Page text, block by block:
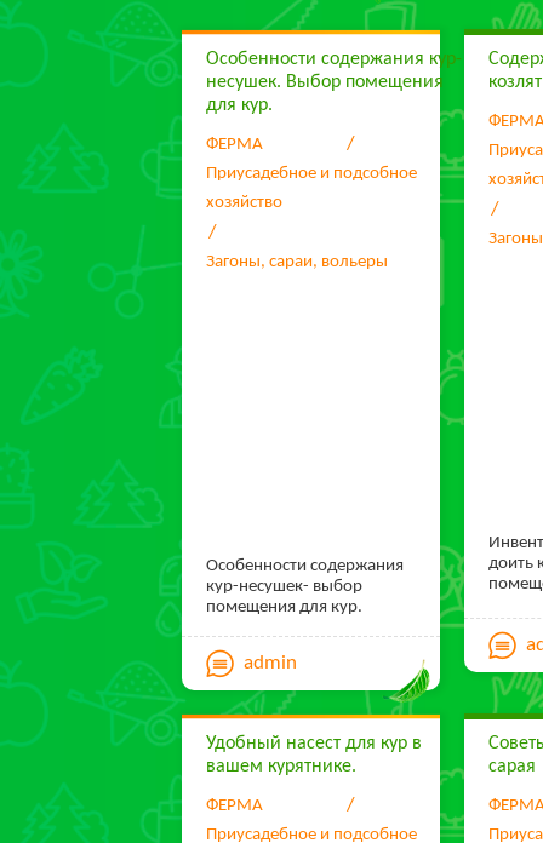
Особенности содержания кур-
несушек. Выбор помещения
для кур.
ФЕРМА
Приусадебное и подсобное
хозяйство
Загоны, сараи, вольеры
Особенности содержания
кур-несушек- выбор
помещения для кур.
admin
доить
навоз.
Удобный насест для кур в
вашем курятнике.
ФЕРМА
Приусадебное и подсобное
сарая